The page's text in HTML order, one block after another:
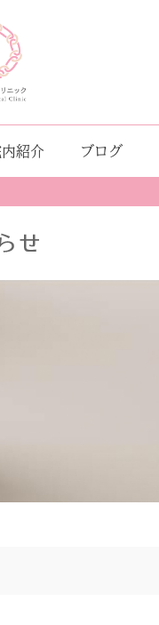
内紹介 ブログ